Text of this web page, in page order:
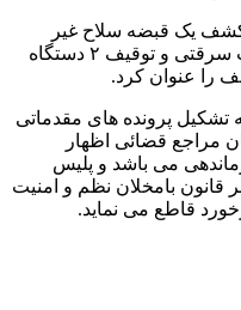
قبضه سلاح غیر
مجاز شکاری، ۲ دستگاه موتورسیکلت سرقتی و توقیف ۲ دستگاه
پرونده های مقدماتی
قضائی اظهار
می باشد و پلیس
بامخلان نظم و امنیت
می نماید.